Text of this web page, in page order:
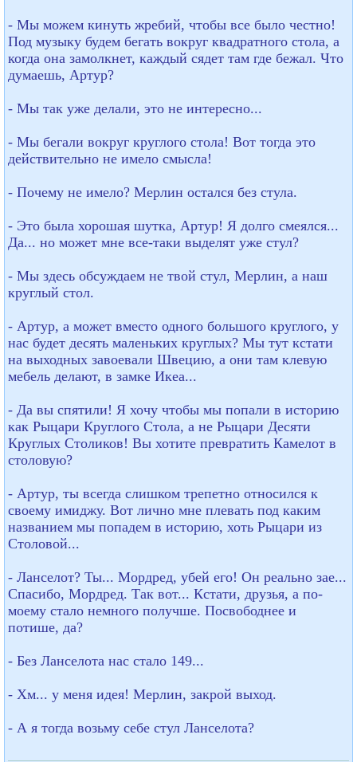
- Мы можем кинуть жребий, чтобы все было честно!
Под музыку будем бегать вокруг квадратного стола, а
когда она замолкнет, каждый сядет там где бежал. Что
думаешь, Артур?
- Мы так уже делали, это не интересно...
- Мы бегали вокруг круглого стола! Вот тогда это
действительно не имело смысла!
- Почему не имело? Мерлин остался без стула.
- Это была хорошая шутка, Артур! Я долго смеялся...
Да... но может мне все-таки выделят уже стул?
- Мы здесь обсуждаем не твой стул, Мерлин, а наш
круглый стол.
- Артур, а может вместо одного большого круглого, у
нас будет десять маленьких круглых? Мы тут кстати
на выходных завоевали Швецию, а они там клевую
мебель делают, в замке Икеа...
- Да вы спятили! Я хочу чтобы мы попали в историю
как Рыцари Круглого Стола, а не Рыцари Десяти
Круглых Столиков! Вы хотите превратить Камелот в
столовую?
- Артур, ты всегда слишком трепетно относился к
своему имиджу. Вот лично мне плевать под каким
названием мы попадем в историю, хоть Рыцари из
Столовой...
- Ланселот? Ты... Мордред, убей его! Он реально зае...
Спасибо, Мордред. Так вот... Кстати, друзья, а по-
моему стало немного получше. Посвободнее и
потише, да?
- Без Ланселота нас стало 149...
- Хм... у меня идея! Мерлин, закрой выход.
- А я тогда возьму себе стул Ланселота?